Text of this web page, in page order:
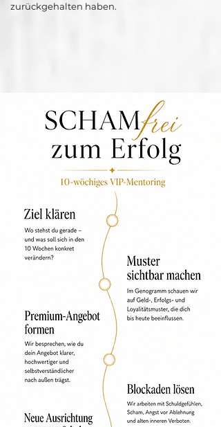
zurückgehalten haben.